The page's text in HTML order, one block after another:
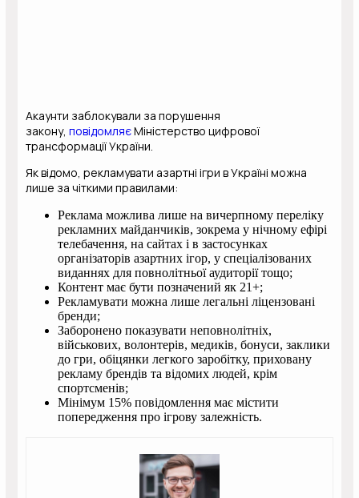
Акаунти заблокували за порушення
закону,повідомляєМіністерство цифрової
трансформації України.
Як відомо, рекламувати азартні ігри в Україні можна
лише за чіткими правилами:
Реклама можлива лише на вичерпному переліку
рекламних майданчиків, зокрема у нічному ефірі
телебачення, на сайтах і в застосунках
організаторів азартних ігор, у спеціалізованих
виданнях для повнолітньої аудиторії тощо;
Контент має бути позначений як 21+;
Рекламувати можна лише легальні ліцензовані
бренди;
Заборонено показувати неповнолітніх,
військових, волонтерів, медиків, бонуси, заклики
до гри, обіцянки легкого заробітку, приховану
рекламу брендів та відомих людей, крім
спортсменів;
Мінімум 15% повідомлення має містити
попередження про ігрову залежність.